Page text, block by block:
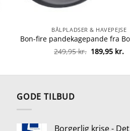
BÅLPLADSER & HAVEPEJSE
249,95kr. Den
oprindelige
189,95 kr.
GODE TILBUD
Borgerlig krise - Det